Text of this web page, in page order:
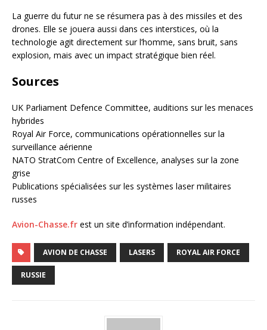
La guerre du futur ne se résumera pas à des missiles et des
drones. Elle se jouera aussi dans ces interstices, où la
technologie agit directement sur l’homme, sans bruit, sans
explosion, mais avec un impact stratégique bien réel.
Sources
UK Parliament Defence Committee, auditions sur les menaces
hybrides
Royal Air Force, communications opérationnelles sur la
surveillance aérienne
NATO StratCom Centre of Excellence, analyses sur la zone
grise
Publications spécialisées sur les systèmes laser militaires
russes
Avion-Chasse.fr est un site d’information indépendant.
AVION DE CHASSE LASERS ROYAL AIR FORCE
RUSSIE